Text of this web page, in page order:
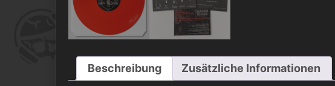
Beschreibung Zusätzliche Informationen